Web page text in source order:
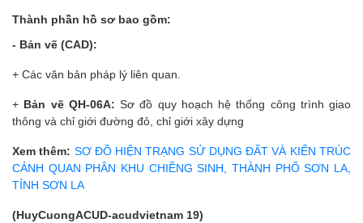
Thành phần hồ sơ bao gồm:
- Bản vẽ (CAD):
+ Các văn bản pháp lý liên quan.
+ Bản vẽ QH-06A: Sơ đồ quy hoạch hệ thống công trình giao
thông và chỉ giới đường đỏ, chỉ giới xây dựng
Xem thêm: SƠ ĐỒ HIỆN TRẠNG SỬ DỤNG ĐẤT VÀ KIẾN TRÚC
CẢNH QUAN PHÂN KHU CHIỀNG SINH, THÀNH PHỐ SƠN LA,
TỈNH SƠN LA
(HuyCuongACUD-acudvietnam 19)